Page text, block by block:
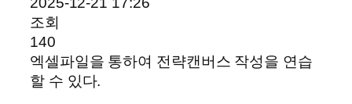
조회
140
엑셀파일을 통하여 전략캔버스 작성을 연습
할 수 있다.